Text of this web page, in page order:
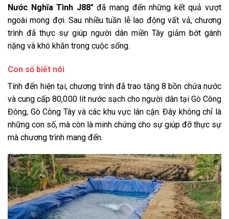
Nước Nghĩa Tình J88″ đã mang đến những kết quả vượt
ngoài mong đợi. Sau nhiều tuần lễ lao động vất vả, chương
trình đã thực sự giúp người dân miền Tây giảm bớt gánh
nặng và khó khăn trong cuộc sống.
Con số biết nói
Tính đến hiện tại, chương trình đã trao tặng 8 bồn chứa nước
và cung cấp 80,000 lít nước sạch cho người dân tại Gò Công
Đông, Gò Công Tây và các khu vực lân cận. Đây không chỉ là
những con số, mà còn là minh chứng cho sự giúp đỡ thực sự
mà chương trình mang đến.